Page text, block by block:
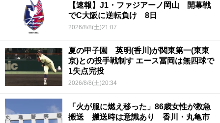
【速報】J1・ファジアーノ岡山 開幕戦
でC大阪に逆転負け 8日
2026/8/8(土)21:07
夏の甲子園 英明(香川)が関東第一(東東
京)との投手戦制す エース冨岡は無四球で
1失点完投
2026/8/8(土)20:34
「火が服に燃え移った」86歳女性が救急
搬送 搬送時は意識あり 香川・丸亀市